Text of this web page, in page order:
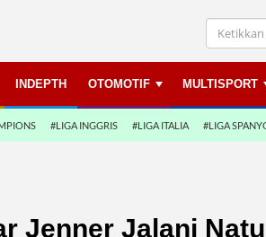
INDEPTH OTOMOTIF MULTISPORT
#LIGA INGGRIS #LIGA ITALIA #LIGA
Jenner Jalani